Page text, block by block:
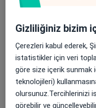
Ameliyatsız Boyun
Ameliyatsız Boyun
Ameliyatsız
Ameliyatsız
Gizliliğiniz bizim
Çerezleri kabul ederek,
istatistikler için veri
göre size içerik sunmak
teknolojileri)
olursunuz.Tercihlerinizi
görebilir ve